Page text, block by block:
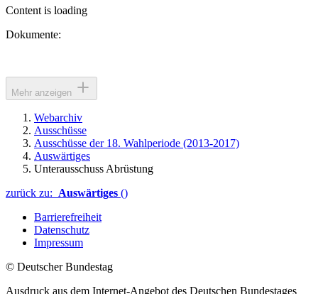
Content is loading
Dokumente:
Mehr anzeigen
Webarchiv
Ausschüsse
Ausschüsse der 18. Wahlperiode (2013-2017)
Auswärtiges
Unterausschuss Abrüstung
zurück zu: Auswärtiges ()
Barrierefreiheit
Datenschutz
Impressum
© Deutscher Bundestag
Ausdruck aus dem Internet-Angebot des Deutschen Bundestages